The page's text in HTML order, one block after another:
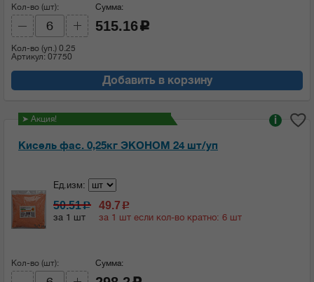
Кол-во (шт):
Кол-во (уп.) 0.25
Артикул: 07750
Сумма:
515.16 c
Добавить в корзину
➤ Акция!
Кисель фас. 0,25кг ЭКОНОМ 24 шт/уп
i
Ед.изм:
50.51c
за 1 шт
49.7 c
за 1 шт если кол-во кратно: 6 шт
Кол-во (шт): Сумма: